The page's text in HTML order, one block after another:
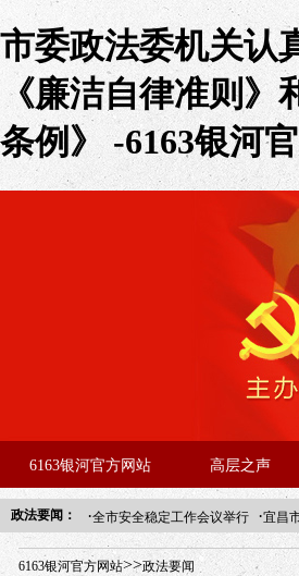
市委政法委机关认
《廉洁自律准则》
条例》 -6163银河
6163银河官方网站 高层之声
政法要闻： ·全市安全稳定工作会议举行 ·宜昌
年“招才兴业”事业单位人才引进·北
6163银河官方网站>>政法要闻